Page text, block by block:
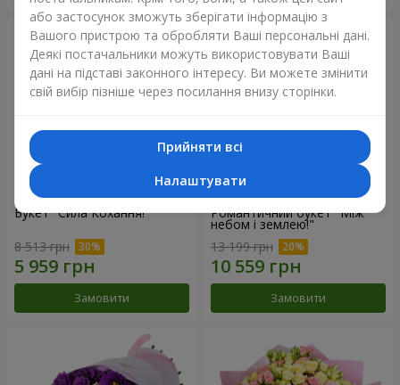
Букет "Сила Кохання!"
8 513 грн
Замовити
Романтичний букет "Між
небом і землею!"
13 199 грн
Замовити
або застосунок зможуть зберігати інформацію з
Вашого пристрою та обробляти Ваші персональні дані.
Деякі постачальники можуть використовувати Ваші
дані на підставі законного інтересу. Ви можете змінити
свій вибір пізніше через посилання внизу сторінки.
Прийняти всі
Налаштувати